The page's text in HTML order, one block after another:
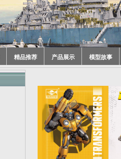
精品推荐 产品展示 模型故事